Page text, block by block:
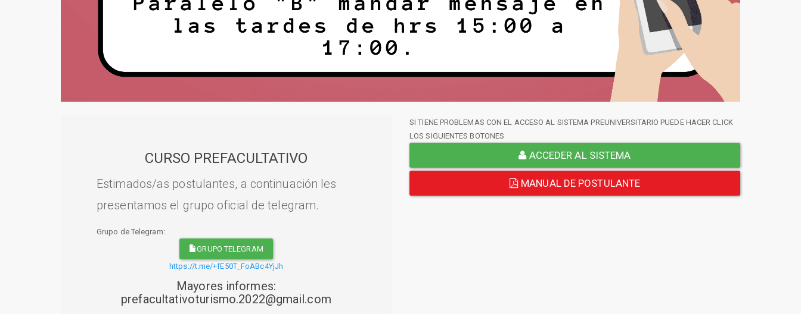
CURSO PREFACULTATIVO
Estimados/as postulantes, a continuación les
presentamos el grupo oficial de telegram.
Grupo de Telegram:
GRUPO TELEGRAM
https://t.me/+fE50T_FoABc4YjJh
Mayores informes:
prefacultativoturismo.2022@gmail.com
SI TIENE PROBLEMAS CON EL ACCESO AL SISTEMA PREUNIVERSITARIO PUEDE HACER CLICK
LOS SIGUIENTES BOTONES
ACCEDER AL SISTEMA
MANUAL DE POSTULANTE